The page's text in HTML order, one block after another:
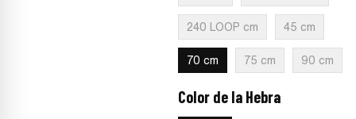
240 LOOP cm 45 cm
70 cm 75 cm 90 cm
Color de la Hebra